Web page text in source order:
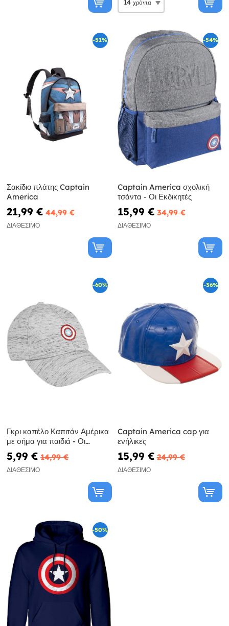
-51%
Σακίδιο πλάτης Captain
America
21,99 € 44,99 €
ΔΙΑΘΈΣΙΜΟ
-54%
Captain America σχολική
τσάντα - Οι Εκδικητές
15,99 € 34,99 €
ΔΙΑΘΈΣΙΜΟ
-60%
Γκρι καπέλο Καπιτάν Αμέρικα
με σήμα για παιδιά - Οι
Εκδικητές
5,99 € 14,99 €
ΔΙΑΘΈΣΙΜΟ
-36%
Captain America cap για
ενήλικες
15,99 € 24,99 €
ΔΙΑΘΈΣΙΜΟ
-50%